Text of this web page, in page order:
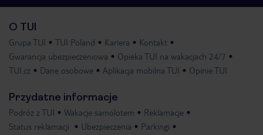
O TUI
Grupa TUI TUI Poland Kariera
Kontakt
Gwarancja ubezpieczeniowa
Opieka TUI na wakacjach 24/7
TUI.cz
Dane osobowe Aplikacja mobilna TUI Opinie TUI
Przydatne informacje
Podróż z TUI Wakacje samolotem
Reklamacje
Status reklamacji
Ubezpieczenia Parkingi